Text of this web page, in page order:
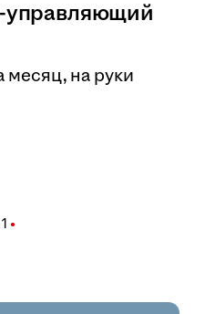
управляющий
месяц, на руки
1